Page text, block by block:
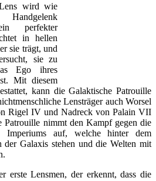
wird wie
perfekter
in hellen
sie trägt, und
sie zu
Ego ihres
Mit diesem
kann die Galaktische Patrouille
Lensträger auch Worsel
Rigel IV und Nadreck von Palain VII
Patrouille nimmt den Kampf gegen die
Imperiums auf, welche hinter dem
der Galaxis stehen und die Welten mit
erste Lensmen, der erkennt, dass die